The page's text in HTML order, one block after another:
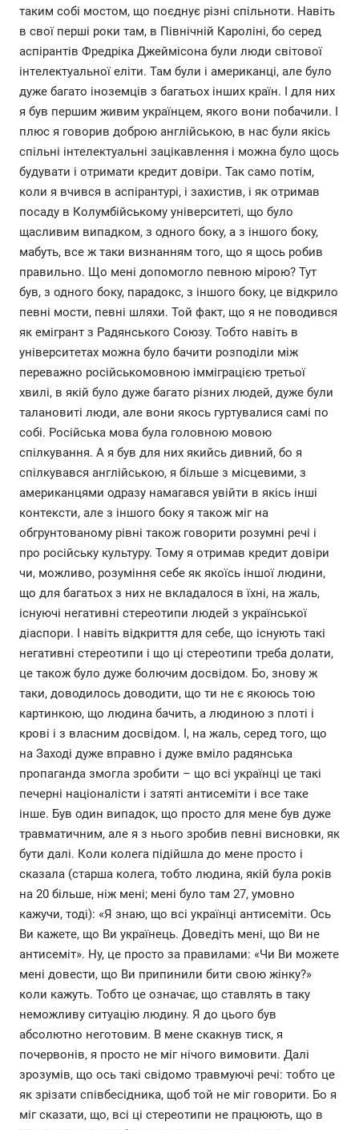
таким собі мостом, що поєднує різні спільноти. Навіть
в свої перші роки там, в Північній Кароліні, бо серед
аспірантів Фредріка Джеймісона були люди світової
інтелектуальної еліти. Там були і американці, але було
дуже багато іноземців з багатьох інших країн. І для них
я був першим живим українцем, якого вони побачили. І
плюс я говорив доброю англійською, в нас були якісь
спільні інтелектуальні зацікавлення і можна було щось
будувати і отримати кредит довіри. Так само потім,
коли я вчився в аспірантурі, і захистив, і як отримав
посаду в Колумбійському університеті, що було
щасливим випадком, з одного боку, а з іншого боку,
мабуть, все ж таки визнанням того, що я щось робив
правильно. Що мені допомогло певною мірою? Тут
був, з одного боку, парадокс, з іншого боку, це відкрило
певні мости, певні шляхи. Той факт, що я не поводився
як емігрант з Радянського Союзу. Тобто навіть в
університетах можна було бачити розподіли між
переважно російськомовною імміграцією третьої
хвилі, в якій було дуже багато різних людей, дуже були
талановиті люди, але вони якось гуртувалися самі по
собі. Російська мова була головною мовою
спілкування. А я був для них якийсь дивний, бо я
спілкувався англійською, я більше з місцевими, з
американцями одразу намагався увійти в якісь інші
контексти, але з іншого боку я також міг на
обгрунтованому рівні також говорити розумні речі і
про російську культуру. Тому я отримав кредит довіри
чи, можливо, розуміння себе як якоїсь іншої людини,
що для багатьох з них не вкладалося в їхні, на жаль,
існуючі негативні стереотипи людей з української
діаспори. І навіть відкриття для себе, що існують такі
негативні стереотипи і що ці стереотипи треба долати,
це також було дуже болючим досвідом. Бо, знову ж
таки, доводилось доводити, що ти не є якоюсь тою
картинкою, що людина бачить, а людиною з плоті і
крові і з власним досвідом. І, на жаль, серед того, що
на Заході дуже вправно і дуже вміло радянська
пропаганда змогла зробити – що всі українці це такі
печерні націоналісти і затяті антисеміти і все таке
інше. Був один випадок, що просто для мене був дуже
травматичним, але я з нього зробив певні висновки, як
бути далі. Коли колега підійшла до мене просто і
сказала (старша колега, тобто людина, якій була років
на 20 більше, ніж мені; мені було там 27, умовно
кажучи, тоді): «Я знаю, що всі українці антисеміти. Ось
Ви кажете, що Ви українець. Доведіть мені, що Ви не
антисеміт». Ну, це просто за правилами: «Чи Ви можете
мені довести, що Ви припинили бити свою жінку?»
коли кажуть. Тобто це означає, що ставлять в таку
неможливу ситуацію людину. Я до цього був
абсолютно неготовим. В мене скакнув тиск, я
почервонів, я просто не міг нічого вимовити. Далі
зрозумів, що ось такі свідомо травмуючі речі: тобто це
як зрізати співбесідника, щоб той не міг говорити. Бо я
міг сказати, що, всі ці стереотипи не працюють, що в